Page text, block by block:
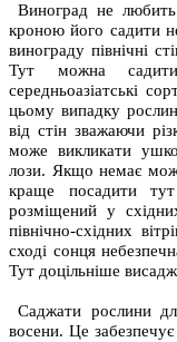
Виноград не
кроною його садити
винограду північні
Тут можна
середньоазіатські
цьому випадку
від стін зважаючи
може викликати
лози. Якщо немає
краще посадити
розміщений у
північно-східних
сході сонця
Тут доцільніше
Саджати рослини
восени. Це